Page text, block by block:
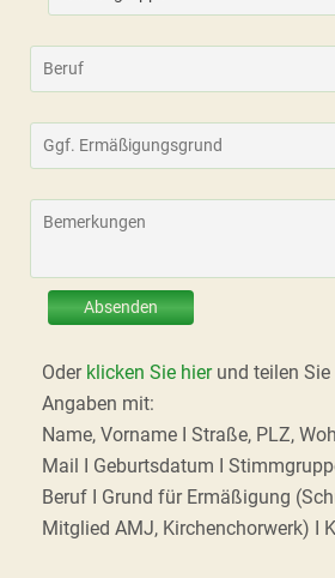
Absenden
Oder klicken Sie hierund teilen
Angaben mit:
Name, Vorname I Straße, PLZ,
Mail I Geburtsdatum I
Beruf I Grund für Ermäßigung
Mitglied AMJ, Kirchenchorwerk) I